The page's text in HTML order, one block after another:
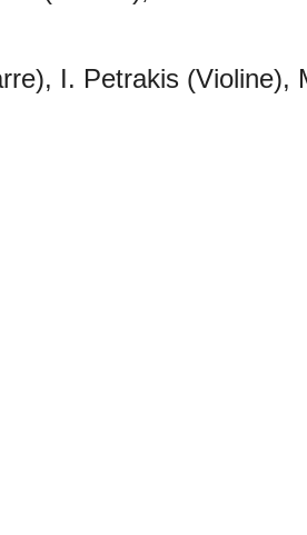
I. Petrakis (Violine),